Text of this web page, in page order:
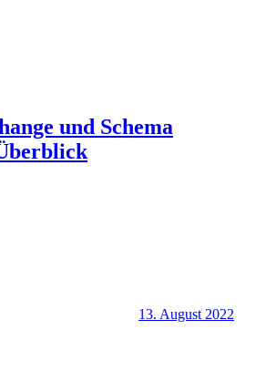
und Schema
13. August 2022